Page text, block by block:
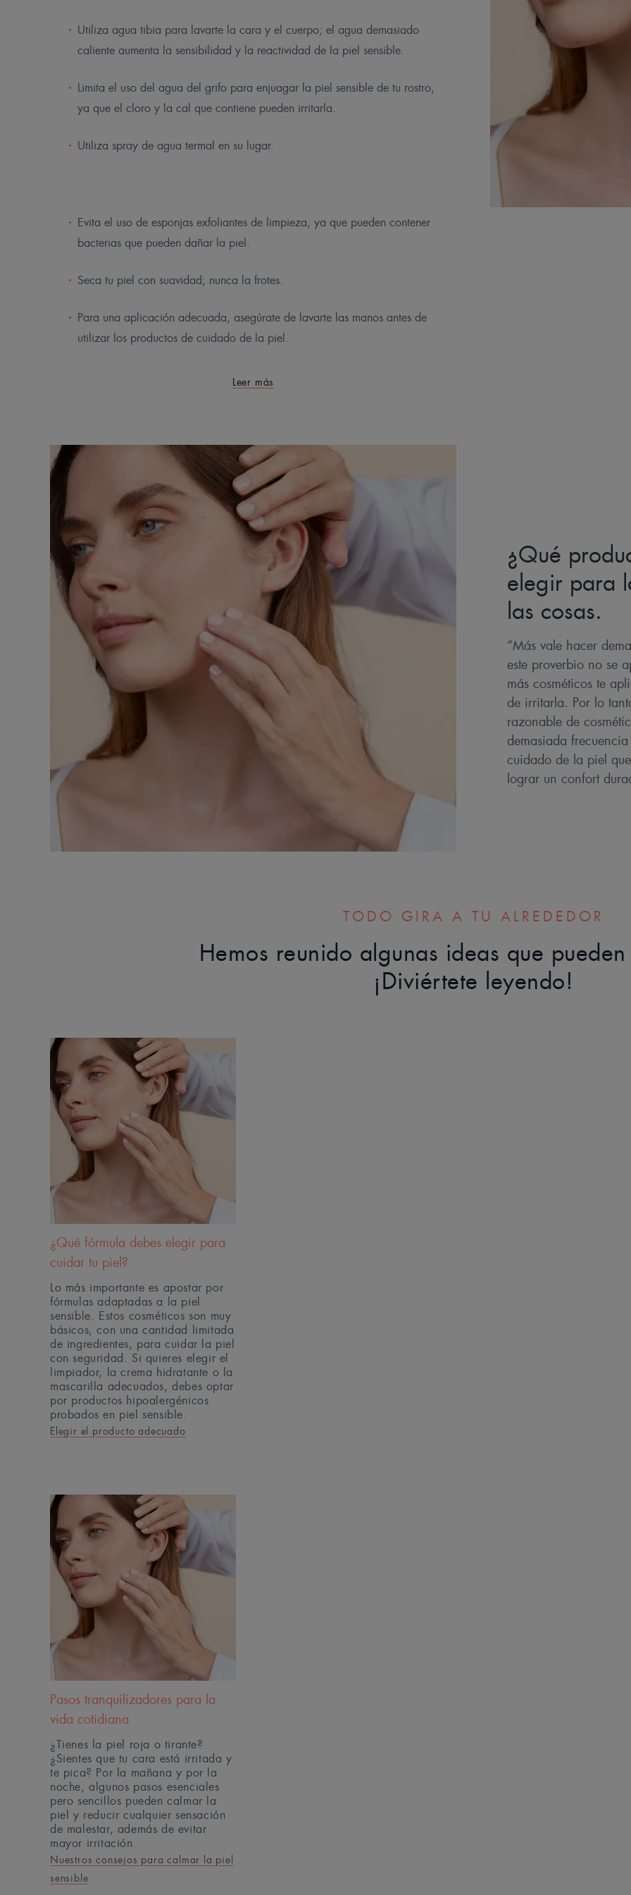
Utiliza agua tibia para lavarte la cara y el cuerpo; el agua demasiado
caliente aumenta la sensibilidad y la reactividad de la piel sensible.
Limita el uso del agua del grifo para enjuagar la piel sensible de tu rostro,
ya que el cloro y la cal que contiene pueden irritarla.
Utiliza spray de agua termal en su lugar.
Evita el uso de esponjas exfoliantes de limpieza, ya que pueden contener
bacterias que pueden dañar la piel.
Seca tu piel con suavidad; nunca la frotes.
Para una aplicación adecuada, asegúrate de lavarte las manos antes de
utilizar los productos de cuidado de la piel.
Leer más
¿Qué
elegir para
las cosas.
“Más vale hacer
este proverbio no se
más cosméticos te
de irritarla. Por lo
razonable de
demasiada
cuidado de la piel
lograr un confort
TODO GIRA A TU ALREDEDOR
Hemos reunido algunas ideas que
¡Diviértete leyendo!
¿Qué fórmula debes elegir para
cuidar tu piel?
Lo más importante es apostar por
fórmulas adaptadas a la piel
sensible. Estos cosméticos son muy
básicos, con una cantidad limitada
de ingredientes, para cuidar la piel
con seguridad. Si quieres elegir el
limpiador, la crema hidratante o la
mascarilla adecuados, debes optar
por productos hipoalergénicos
probados en piel sensible.
Elegir el producto adecuado
Pasos tranquilizadores para la
vida cotidiana
¿Tienes la piel roja o tirante?
¿Sientes que tu cara está irritada y
te pica? Por la mañana y por la
noche, algunos pasos esenciales
pero sencillos pueden calmar la
piel y reducir cualquier sensación
de malestar, además de evitar
mayor irritación.
Nuestros consejos para calmar la piel
sensible